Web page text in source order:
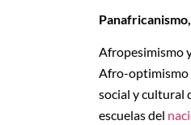
Afropesimismo
Afro-optimismo
social y cultural
escuelas del